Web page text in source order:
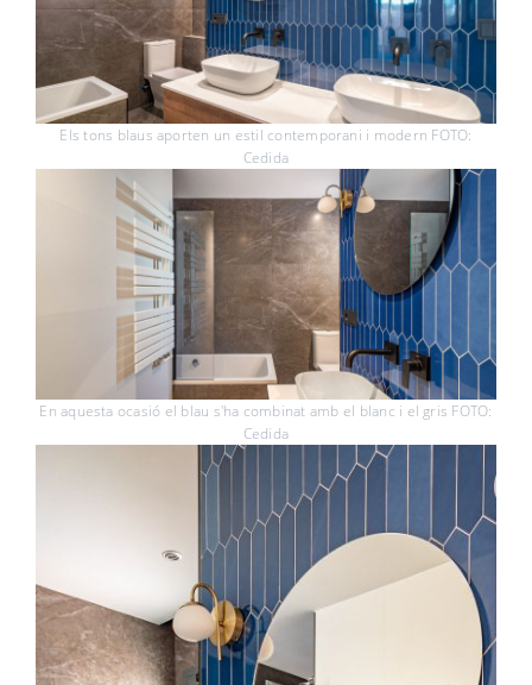
Els tons blaus aporten un estil contemporani i modern FOTO:
Cedida
En aquesta ocasió el blau s'ha combinat amb el blanc i el gris FOTO:
Cedida